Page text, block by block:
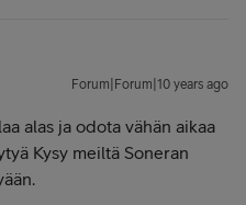
Forum|Forum|10 years ago
alas ja odota vähän aikaa
Kysy meiltä Soneran